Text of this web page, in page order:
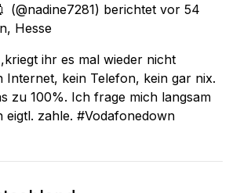
(@nadine7281) berichtet vor 54
Hesse
ihr es mal wieder nicht
Internet, kein Telefon, kein gar nix.
zu 100%. Ich frage mich langsam
zahle. #Vodafonedown